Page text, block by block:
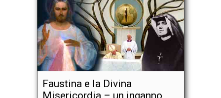
Faustina e la Divina
Misericordia – un inganno